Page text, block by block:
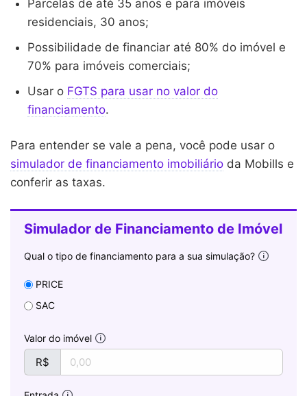
Parcelas de até 35 anos e para imóveis
residenciais, 30 anos;
Possibilidade de financiar até 80% do imóvel e
70% para imóveis comerciais;
Usar o FGTS para usar no valor do
financiamento.
Para entender se vale a pena, você pode usar o
simulador de financiamento imobiliário da Mobills e
conferir as taxas.